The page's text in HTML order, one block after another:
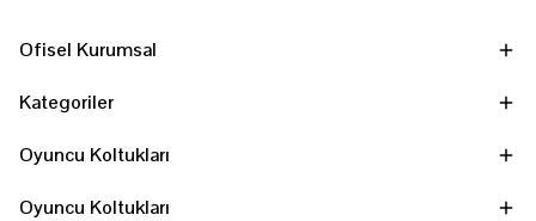
Ofisel Kurumsal
Kategoriler
Oyuncu Koltukları
Oyuncu Koltukları